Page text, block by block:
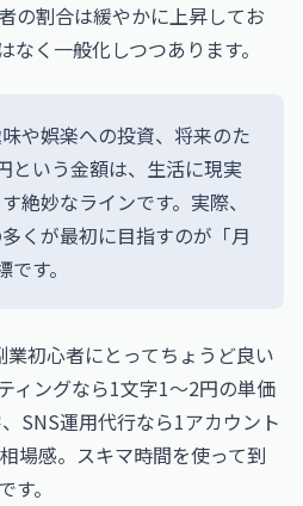
の割合は緩やかに上昇してお
なく一般化しつつあります。
や娯楽への投資、将来のた
という金額は、生活に現実
絶妙なラインです。実際、
くが最初に目指すのが「月
す。
初心者にとってちょうど良い
ィングなら1文字1〜2円の単価
SNS運用代行なら1アカウント
場感。スキマ時間を使って到
。